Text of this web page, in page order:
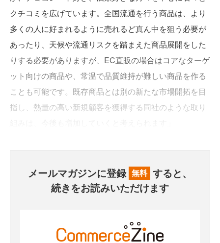
クチコミを広げています。全国流通を行う商品は、より
多くの人に好まれるように売れるど真ん中を狙う必要が
あったり、天候や流通リスクを踏まえた商品展開をした
りする必要がありますが、EC直販の場合はコアなターゲ
ット向けの商品や、常温で品質維持が難しい商品を作る
ことも可能です。既存商品とは別の新たな市場開拓を目
指し、熱量の高い新規顧客を獲得する同社のような取り
メールマガジンに登録 無料 すると、
続きをお読みいただけます